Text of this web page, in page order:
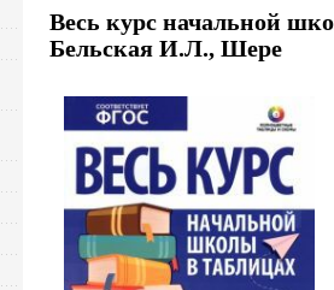
Весь курс начальной
Бельская И.Л., Шере